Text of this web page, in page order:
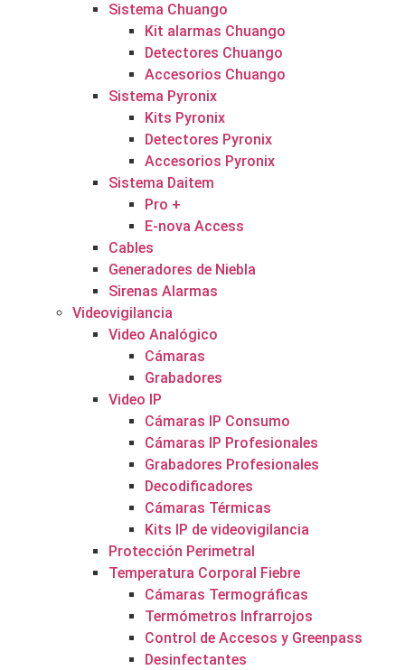
Sistema Chuango
Kit alarmas Chuango
Detectores Chuango
Accesorios Chuango
Sistema Pyronix
Kits Pyronix
Detectores Pyronix
Accesorios Pyronix
Sistema Daitem
Pro +
E-nova Access
Cables
Generadores de Niebla
Sirenas Alarmas
Videovigilancia
Video Analógico
Cámaras
Grabadores
Video IP
Cámaras IP Consumo
Cámaras IP Profesionales
Grabadores Profesionales
Decodificadores
Cámaras Térmicas
Kits IP de videovigilancia
Protección Perimetral
Temperatura Corporal Fiebre
Cámaras Termográficas
Termómetros Infrarrojos
Control de Accesos y Greenpass
Desinfectantes